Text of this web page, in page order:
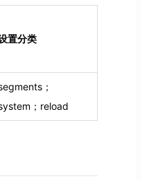
置分类
；
；reload